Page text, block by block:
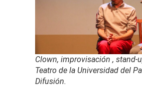
Clown, improvisación , stand-
Teatro de la Universidad del
Difusión.